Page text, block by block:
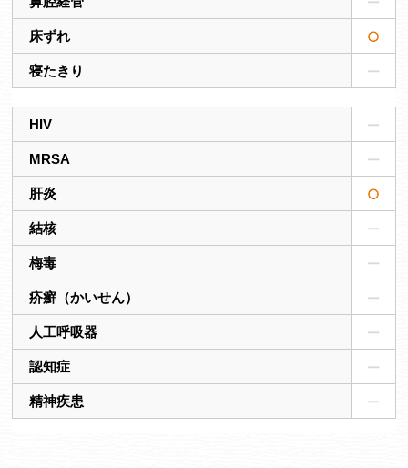
床ずれ
寝たきり
HIV
MRSA
肝炎
結核
梅毒
疥癬（かいせん）
人工呼吸器
認知症
精神疾患